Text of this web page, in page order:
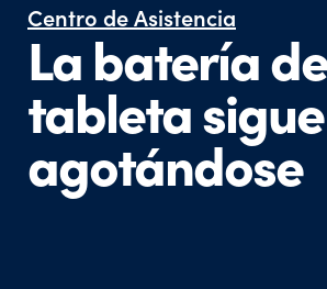
Centro de Asistencia​
La batería
tableta sigue
agotándose